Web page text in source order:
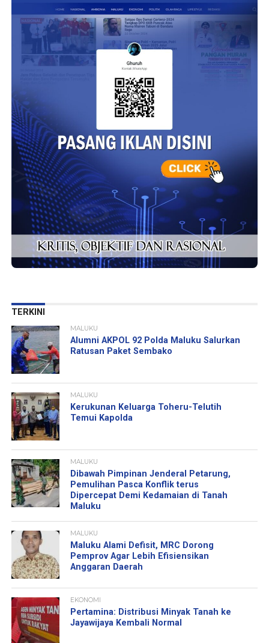
TERKINI
MALUKU
Alumni AKPOL 92 Polda Maluku Salurkan
Ratusan Paket Sembako
MALUKU
Kerukunan Keluarga Toheru-Telutih
Temui Kapolda
MALUKU
Dibawah Pimpinan Jenderal Petarung,
Pemulihan Pasca Konflik terus
Dipercepat Demi Kedamaian di Tanah
Maluku
MALUKU
Maluku Alami Defisit, MRC Dorong
Pemprov Agar Lebih Efisiensikan
Anggaran Daerah
EKONOMI
Pertamina: Distribusi Minyak Tanah ke
Jayawijaya Kembali Normal